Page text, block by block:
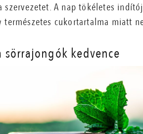
szervezetet. A nap tökéletes
természetes cukortartalma miatt
sörrajongók kedvence